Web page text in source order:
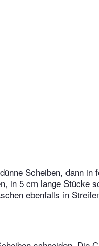
Scheiben, dann in
in 5 cm lange Stücke
ebenfalls in